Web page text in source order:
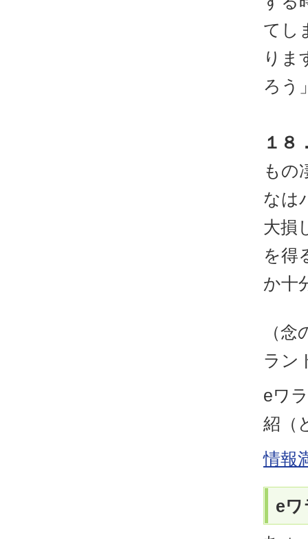
てし
りま
ろう
１８
もの
なは
大損
を得
か十
（
ラン
eワ
紹（
情報
eワ